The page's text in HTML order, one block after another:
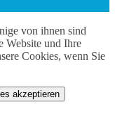
von ihnen sind
Website und Ihre
Cookies, wenn Sie
akzeptieren